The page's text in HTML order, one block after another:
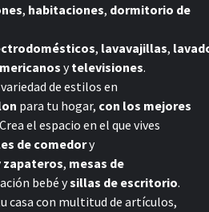
, habitaciones, dormitorio de
, lavavajillas,
ytelevisiones.
de estilos en
para tu hogar, con los mejores
el espacio en el que vives
de comedory
zapateros, mesas de
bebé ysillas de escritorio.
casa con multitud de artículos,